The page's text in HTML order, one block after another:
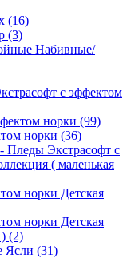
(16)
(3)
Набивные/
с эффектом
норки (99)
норки (36)
Пледы Экстрасофт с
( маленькая
норки Детская
норки Детская
(2)
Ясли (31)